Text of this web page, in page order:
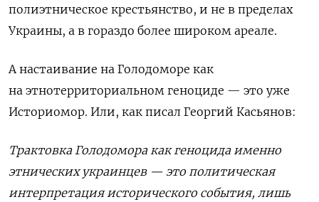
полиэтническое крестьянство, и не в пределах
Украины, а в гораздо более широком ареале.
А настаивание на Голодоморе как
на этнотерриториальном геноциде — это уже
Историомор. Или, как писал Георгий Касьянов:
Трактовка Голодомора как геноцида именно
этнических украинцев — это политическая
интерпретация исторического события, лишь